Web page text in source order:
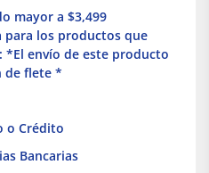
mayor a $3,499
para los productos que
*El envío de este producto
de flete *
o Crédito
Bancarias